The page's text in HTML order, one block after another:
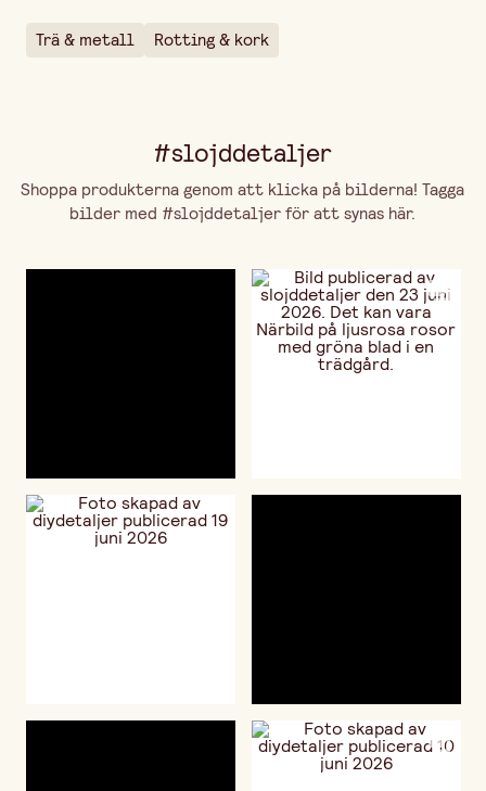
Trä & metall Rotting & kork
#slojddetaljer
Shoppa produkterna genom att klicka på bilderna! Tagga
bilder med #slojddetaljer för att synas här.